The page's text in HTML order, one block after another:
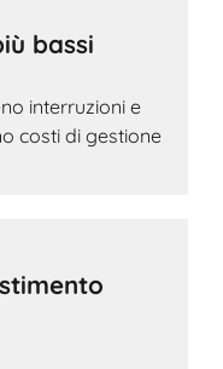
bassi
interruzioni e
costi di gestione